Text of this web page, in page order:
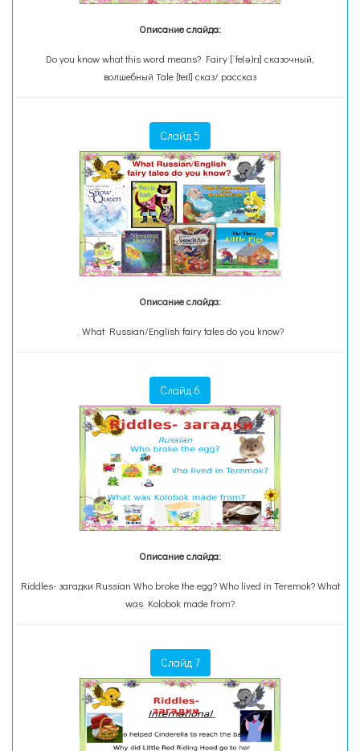
Описание слайда:
Do you know what this word means? Fairy [ˈfe(ə)rɪ] сказочный,
волшебный Tale [teɪl] сказ/ рассказ
Слайд 5
Описание слайда:
. What Russian/English fairy tales do you know?
Слайд 6
Описание слайда:
Riddles- загадки Russian Who broke the egg? Who lived in Teremok? What
was Kolobok made from?
Слайд 7